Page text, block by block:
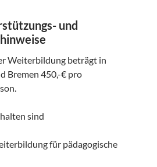
und
Weiterbildung beträgt in
Bremen 450,-€ pro
sind
für pädagogische